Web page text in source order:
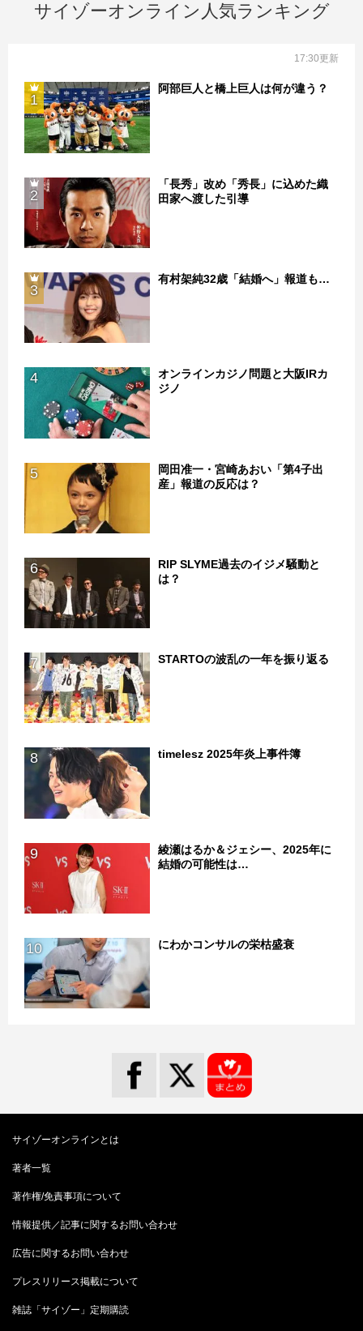
サイゾーオンライン人気ランキング
17:30更新
1
阿部巨人と橋上巨人は何が違う？
2
「長秀」改め「秀長」に込めた織
田家へ渡した引導
3
有村架純32歳「結婚へ」報道も…
4
オンラインカジノ問題と大阪IRカ
ジノ
5
岡田准一・宮崎あおい「第4子出
産」報道の反応は？
6
RIP SLYME過去のイジメ騒動と
は？
7 STARTOの波乱の一年を振り返る
8 timelesz 2025年炎上事件簿
9
綾瀬はるか＆ジェシー、2025年に
結婚の可能性は…
10 にわかコンサルの栄枯盛衰
サイゾーオンラインとは
著者一覧
著作権/免責事項について
情報提供／記事に関するお問い合わせ
広告に関するお問い合わせ
プレスリリース掲載について
雑誌「サイゾー」定期購読